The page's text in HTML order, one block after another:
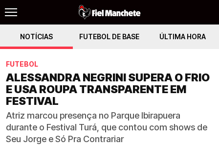
NOTÍCIAS FUTEBOL DE BASE ÚLTIMA HORA
FUTEBOL
ALESSANDRA NEGRINI SUPERA O FRIO
E USA ROUPA TRANSPARENTE EM
FESTIVAL
Atriz marcou presença no Parque Ibirapuera
durante o Festival Turá, que contou com shows de
Seu Jorge e Só Pra Contrariar